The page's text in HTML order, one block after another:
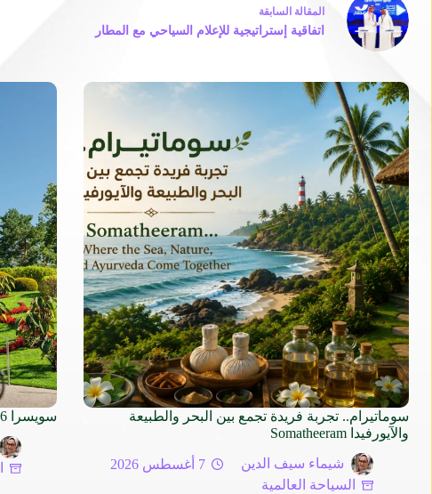
المقالة السابقة
اتفاقية إستراتيجية للإعلام السياحي مع المطار
سوماتيرام.. تجربة فريدة تجمع بين البحر والطبيعة
والآيورفيدا Somatheeram
شيماء سيف الدين
7 أغسطس 2026
السياحة العالمية
سويسرا 2026 – الوجهة النابضة بالحياة للعائلات العربية